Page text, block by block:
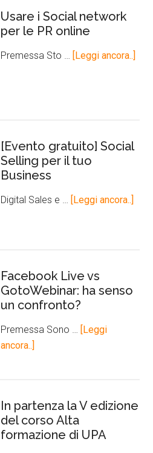
Usare i Social network
per le PR online
Premessa Sto … [Leggi ancora..]
[Evento gratuito] Social
Selling per il tuo
Business
Digital Sales e … [Leggi ancora..]
Facebook Live vs
GotoWebinar: ha senso
un confronto?
Premessa Sono …
[Leggi
ancora..]
In partenza la V edizione
del corso Alta
formazione di UPA